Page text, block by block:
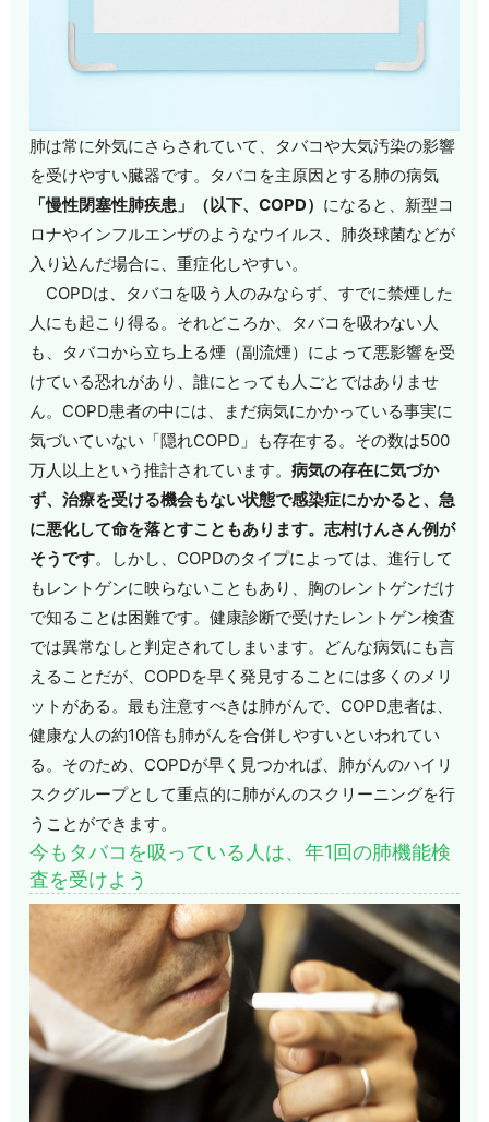
肺は常に外気にさらされていて、タバコや大気汚染の影響
を受けやすい臓器です。タバコを主原因とする肺の病気
「慢性閉塞性肺疾患」（以下、COPD） になると、新型コ
ロナやインフルエンザのようなウイルス、肺炎球菌などが
入り込んだ場合に、重症化しやすい。
COPDは、タバコを吸う人のみならず、すでに禁煙した
人にも起こり得る。それどころか、タバコを吸わない人
も、タバコから立ち上る煙（副流煙）によって悪影響を受
けている恐れがあり、誰にとっても人ごとではありませ
ん。COPD患者の中には、まだ病気にかかっている事実に
気づいていない「隠れCOPD」も存在する。その数は500
万人以上という推計されています。病気の存在に気づか
ず、治療を受ける機会もない状態で感染症にかかると、急
に悪化して命を落とすこともあります。志村けんさん例が
そうです。しかし、COPDのタイプによっては、進行して
もレントゲンに映らないこともあり、胸のレントゲンだけ
で知ることは困難です。健康診断で受けたレントゲン検査
では異常なしと判定されてしまいます。どんな病気にも言
えることだが、COPDを早く発見することには多くのメリ
ットがある。最も注意すべきは肺がんで、COPD患者は、
健康な人の約10倍も肺がんを合併しやすいといわれてい
る。そのため、COPDが早く見つかれば、肺がんのハイリ
スクグループとして重点的に肺がんのスクリーニングを行
うことができます。
今もタバコを吸っている人は、年1回の肺機能検
査を受けよう